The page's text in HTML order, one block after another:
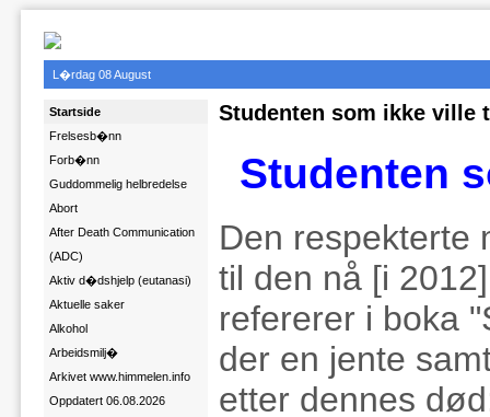
L�rdag 08 August
Startside
Frelsesb�nn
Forb�nn
Guddommelig helbredelse
Abort
After Death Communication
(ADC)
Aktiv d�dshjelp (eutanasi)
Aktuelle saker
Alkohol
Arbeidsmilj�
Arkivet www.himmelen.info
Oppdatert 06.08.2026
Studenten som ikke ville
Studenten
Den respekterte
til den nå [i
refererer i boka
der en jente
etter dennes